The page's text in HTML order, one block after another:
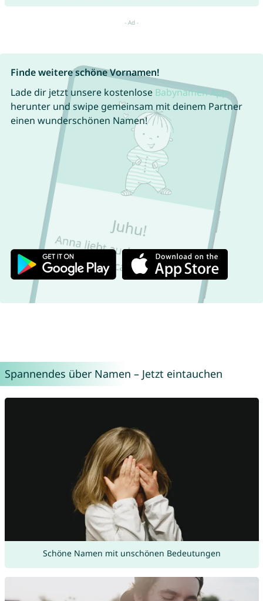
Finde weitere schöne Vornamen!
Lade dir jetzt unsere kostenlose Babynamen App
herunter und swipe gemeinsam mit deinem Partner
einen wunderschönen Namen!
Spannendes über Namen – Jetzt eintauchen
Schöne Namen mit unschönen Bedeutungen